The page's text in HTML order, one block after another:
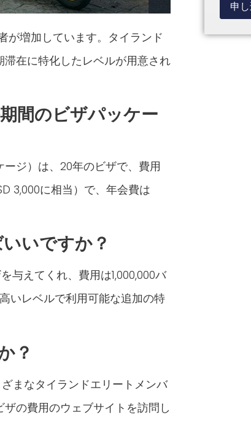
が増加しています。タイランド
在に特化したレベルが用意され
間のビザパッケー
ジ）は、20年のビザで、費用
3,000に相当）で、年会費は
いですか？
与えてくれ、費用は1,000,000バ
いレベルで利用可能な追加の特
？
まなタイランドエリートメンバ
の費用のウェブサイトを訪問し
申